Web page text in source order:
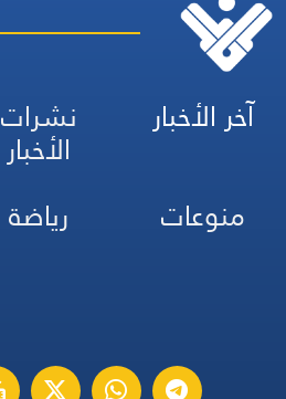
آخر الأخبار نشرات
الأخبار
منوعات
رياضة